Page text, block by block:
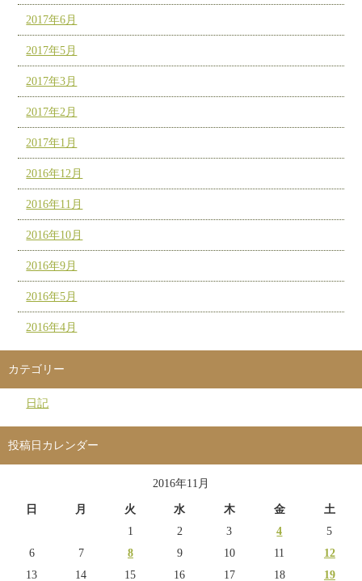
2017年6月
2017年5月
2017年3月
2017年2月
2017年1月
2016年12月
2016年11月
2016年10月
2016年9月
2016年5月
2016年4月
カテゴリー
日記
投稿日カレンダー
2016年11月
日 月 火 水 木 金
土
1
2 3 4
5
6
7 8 9 10 11
12
13
14 15 16 17 18 19